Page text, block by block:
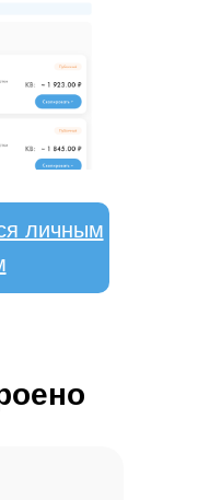
личным